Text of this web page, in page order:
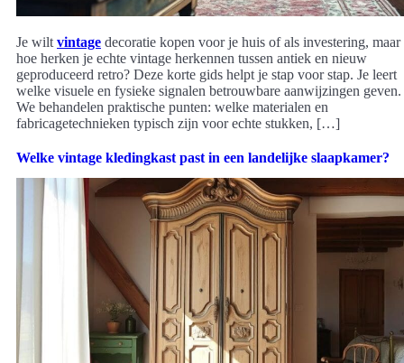
Je wilt vintage decoratie kopen voor je huis of als investering, maar
hoe herken je echte vintage herkennen tussen antiek en nieuw
geproduceerd retro? Deze korte gids helpt je stap voor stap. Je leert
welke visuele en fysieke signalen betrouwbare aanwijzingen geven.
We behandelen praktische punten: welke materialen en
fabricagetechnieken typisch zijn voor echte stukken, […]
Welke vintage kledingkast past in een landelijke slaapkamer?